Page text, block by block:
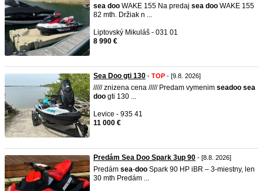
sea doo WAKE 155 Na predaj sea doo WAKE 155
82 mth. Držiak n ...
Liptovský Mikuláš - 031 01
8 990 €
Sea Doo gti 130 - TOP - [9.8. 2026]
///// znizena cena ///// Predam vymenim seadoo sea
doo gti 130 ...
Levice - 935 41
11 000 €
Predám Sea Doo Spark 3up 90 - [8.8. 2026]
Predám sea-doo Spark 90 HP iBR – 3-miestny, len
30 mth Predám ...